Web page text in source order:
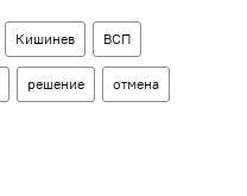
Кишинев ВСП
решение отмена